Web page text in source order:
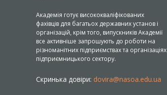
Академія готує висококваліфікованих
фахівців для багатьох державних установ і
організацій, крім того, випускників Академії
все активніше запрошують до роботи на
різноманітних підприємствах та організаціях
підприємницького сектору.
Скринька довіри: dovira@nasoa.edu.ua